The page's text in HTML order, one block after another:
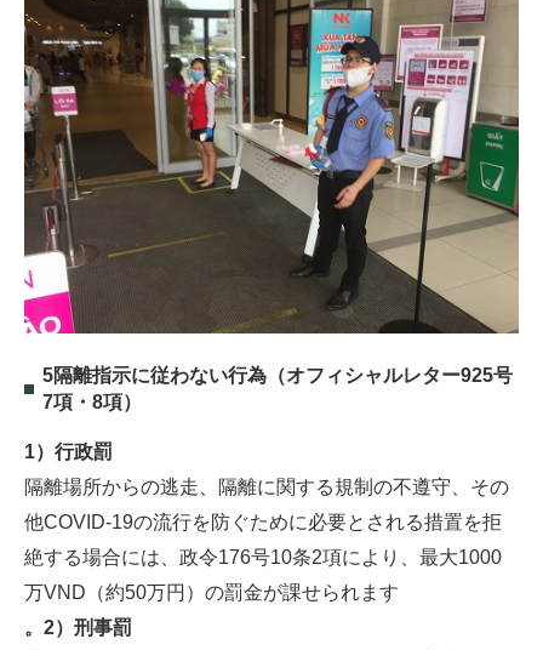
5隔離指示に従わない行為（オフィシャルレター925号
7項・8項）
1）行政罰
隔離場所からの逃走、隔離に関する規制の不遵守、その
他COVID-19の流行を防ぐために必要とされる措置を拒
絶する場合には、政令176号10条2項により、最大1000
万VND（約50万円）の罰金が課せられます
。2）刑事罰